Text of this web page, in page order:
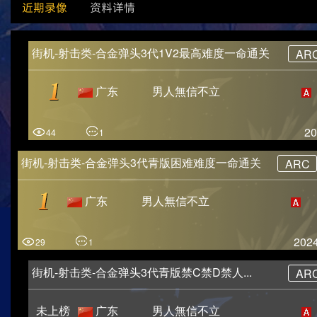
近期录像 资料详情
街机-射击类-合金弹头3代1V2最高难度一命通关
广东 男人無信不立
44 1
街机-射击类-合金弹头3代青版困难难度一命通关
ARC
广东 男人無信不立
29 1
街机-射击类-合金弹头3代青版禁C禁D禁人...
未上榜 广东 男人無信不立